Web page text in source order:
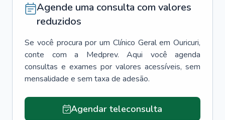
Agende uma consulta com valores
reduzidos
Se você procura por um Clínico Geral em Ouricuri,
conte com a Medprev. Aqui você agenda
consultas e exames por valores acessíveis, sem
mensalidade e sem taxa de adesão.
Agendar teleconsulta